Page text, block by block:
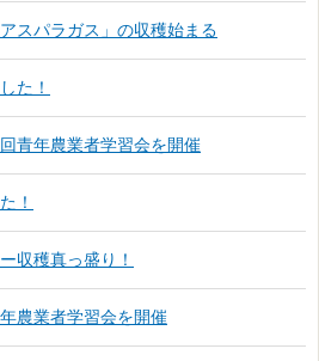
スパラガス」の収穫始まる
た！
青年農業者学習会を開催
！
収穫真っ盛り！
農業者学習会を開催